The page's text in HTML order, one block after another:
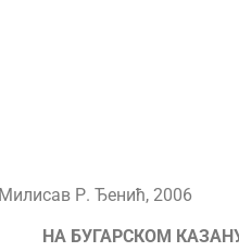
Р. Ђенић, 2006
НА БУГАРСКОМ